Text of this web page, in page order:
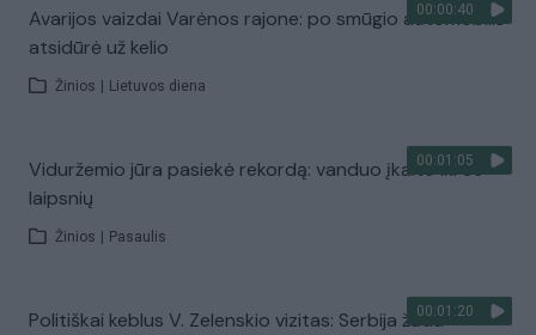
00:00:40
Avarijos vaizdai Varėnos rajone: po smūgio automobilis
atsidūrė už kelio
Žinios Lietuvos diena
00:01:05
Viduržemio jūra pasiekė rekordą: vanduo įkaito iki 33
laipsnių
Žinios Pasaulis
00:01:20
Politiškai keblus V. Zelenskio vizitas: Serbija žada